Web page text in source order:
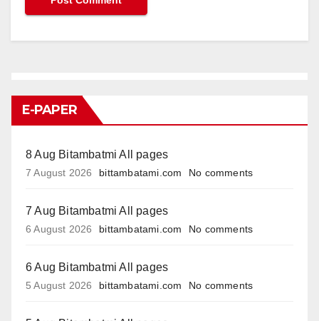
E-PAPER
8 Aug Bitambatmi All pages
7 August 2026 bittambatami.com No comments
7 Aug Bitambatmi All pages
6 August 2026 bittambatami.com No comments
6 Aug Bitambatmi All pages
5 August 2026 bittambatami.com No comments